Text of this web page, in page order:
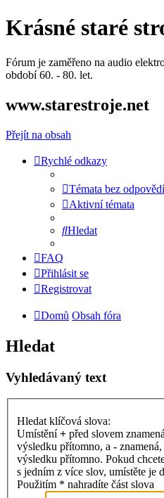
Krásné staré
Fórum je zaměřeno na audio
období 60. - 80. let.
www.starestroje.net
Přejít na obsah
Rychlé odkazy
Témata bez odpovědí
Aktivní témata
Hledat
FAQ
Přihlásit se
Registrovat
Domů Obsah fóra
Hledat
Vyhledávaný text
Hledat klíčová slova:
Umístění+ před slovem
výsledku přítomno, a -
výsledku přítomno. Pokud
s jedním z více slov, umístěte je
Použitím * nahradíte část slova